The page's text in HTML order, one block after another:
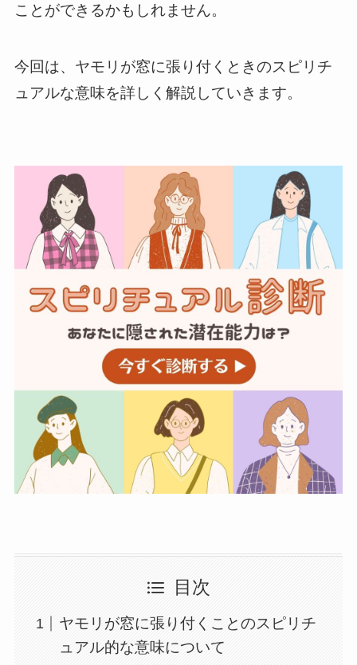
ことができるかもしれません。
今回は、ヤモリが窓に張り付くときのスピリチ
ュアルな意味を詳しく解説していきます。
目次
ヤモリが窓に張り付くことのスピリチ
ュアル的な意味について